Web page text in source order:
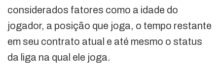
considerados fatores como a idade do
jogador, a posição que joga, o tempo restante
em seu contrato atual e até mesmo o status
da liga na qual ele joga.